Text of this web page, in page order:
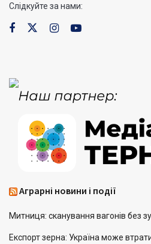
Слідкуйте за нами:
Аграрні новини і події
Митниця: сканування вагонів без
Експорт зерна: Україна може